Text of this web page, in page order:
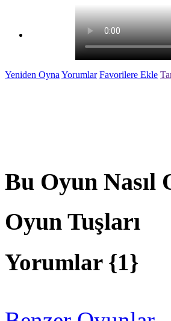
Klasik Poker Oyunu
Yeniden Oyna Yorumlar Favorilere Ekle
Bu Oyun Nasıl
Oyun Tuşları
Yorumlar {1}